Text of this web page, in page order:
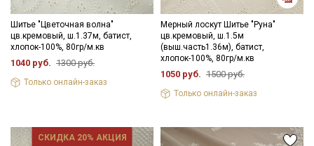
Шитье "Цветочная волна"
цв.кремовый, ш.1.37м, батист,
хлопок-100%, 80гр/м.кв
1040 руб. 1300 руб.
Только онлайн-заказ
Мерный лоскут Шитье "Руна"
цв.кремовый, ш.1.5м
(выш.часть1.36м), батист,
хлопок-100%, 80гр/м.кв
1050 руб. 1500 руб.
Только онлайн-заказ
СКИДКА 20% АКЦИЯ
Электронная почта
Подписаться
данныхи даюСогласие на обработку персональных
данных